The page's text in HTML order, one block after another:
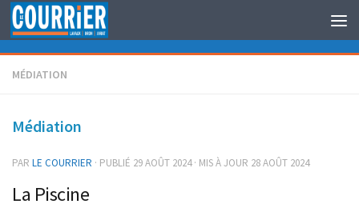
Au dessous du contenu
MÉDIATION
Médiation
PAR LE COURRIER · PUBLIÉ 29 AOÛT 2024· MIS À JOUR 28 AOÛT 2024
La Piscine